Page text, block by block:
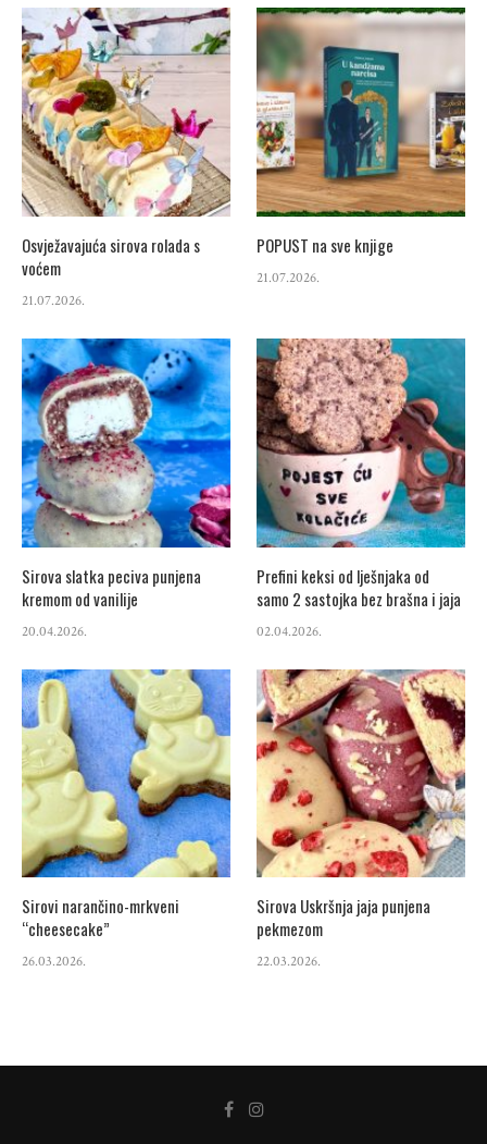
Osvježavajuća sirova rolada s
voćem
21.07.2026.
POPUST na sve knjige
21.07.2026.
Sirova slatka peciva punjena
kremom od vanilije
20.04.2026.
Prefini keksi od lješnjaka od
samo 2 sastojka bez brašna i jaja
02.04.2026.
Sirovi narančino-mrkveni
“cheesecake”
26.03.2026.
Sirova Uskršnja jaja punjena
pekmezom
22.03.2026.